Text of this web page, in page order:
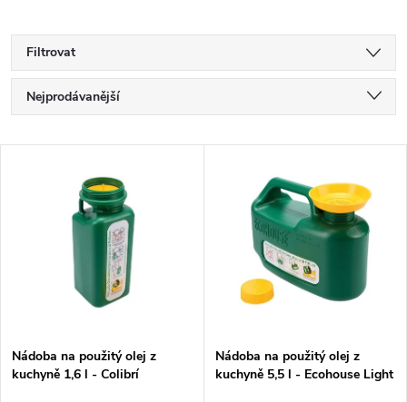
Filtrovat
Ř
a
p
Nejprodávanější
Abecedně
s
Nádoba na použitý olej z
kuchyně 1,6 l - Colibrí
Nádoba na použitý olej z
kuchyně 5,5 l - Ecohouse Light